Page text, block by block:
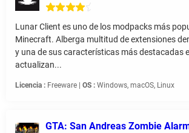
Lunar Client es uno de los modpacks más
Minecraft. Alberga multitud de extensiones
y una de sus características más destacadas
actualizan...
Licencia : Freeware | OS : Windows, macOS, Linux
GTA: San Andreas Zombie